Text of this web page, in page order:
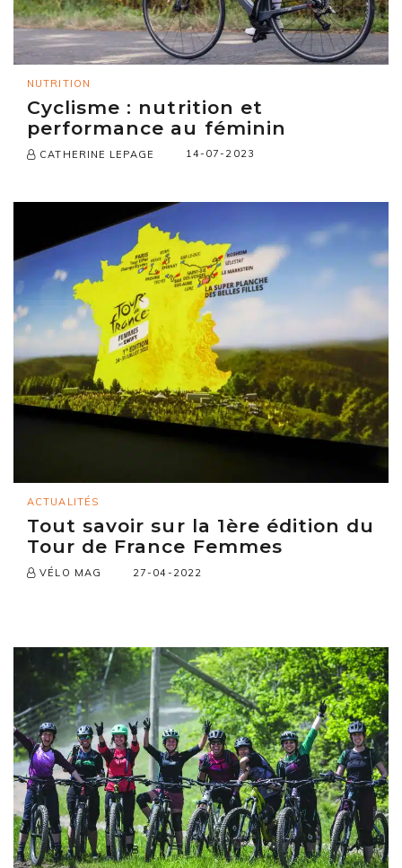
NUTRITION
Cyclisme : nutrition et
performance au féminin
CATHERINE LEPAGE 14-07-2023
ACTUALITÉS
Tout savoir sur la 1ère édition du
Tour de France Femmes
VÉLO MAG 27-04-2022